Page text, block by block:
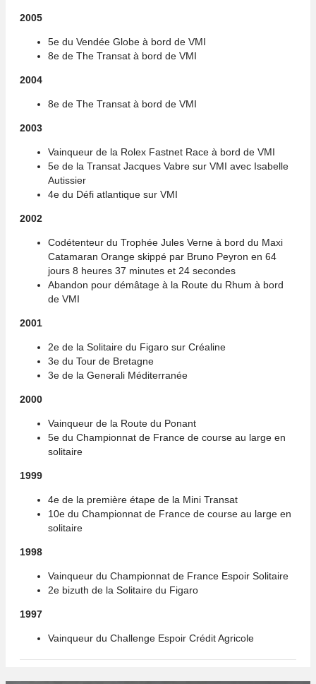
2005
5e du Vendée Globe à bord de VMI
8e de The Transat à bord de VMI
2004
8e de The Transat à bord de VMI
2003
Vainqueur de la Rolex Fastnet Race à bord de VMI
5e de la Transat Jacques Vabre sur VMI avec Isabelle
Autissier
4e du Défi atlantique sur VMI
2002
Codétenteur du Trophée Jules Verne à bord du Maxi
Catamaran Orange skippé par Bruno Peyron en 64
jours 8 heures 37 minutes et 24 secondes
Abandon pour démâtage à la Route du Rhum à bord
de VMI
2001
2e de la Solitaire du Figaro sur Créaline
3e du Tour de Bretagne
3e de la Generali Méditerranée
2000
Vainqueur de la Route du Ponant
5e du Championnat de France de course au large en
solitaire
1999
4e de la première étape de la Mini Transat
10e du Championnat de France de course au large en
solitaire
1998
Vainqueur du Championnat de France Espoir Solitaire
2e bizuth de la Solitaire du Figaro
1997
Vainqueur du Challenge Espoir Crédit Agricole